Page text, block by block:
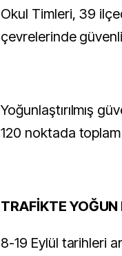
Okul Timleri, 39
çevrelerinde
Yoğunlaştırılmış
120 noktada
TRAFİKTE
8-19 Eylül tarihleri